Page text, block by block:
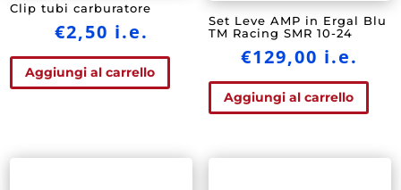
Clip tubi carburatore
€2,50 i.e.
Aggiungi al carrello
Set Leve AMP in Ergal Blu
TM Racing SMR 10-24
€129,00 i.e.
Aggiungi al carrello